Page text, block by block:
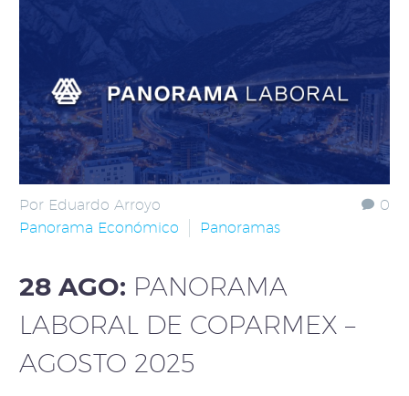
0
Por Eduardo Arroyo
Panorama Económico
Panoramas
28 AGO: PANORAMA
LABORAL DE COPARMEX –
AGOSTO 2025